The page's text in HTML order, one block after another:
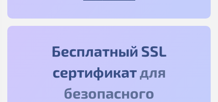
Бесплатный SSL
сертификатдля
безопасного